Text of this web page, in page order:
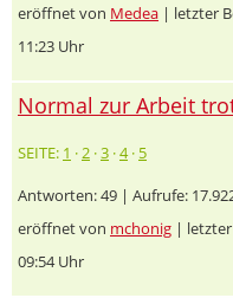
eröffnet von Medea | letzter
11:23 Uhr
Normal zur Arbeit
SEITE: 1 ·2 ·3 ·4· 5
Antworten: 49 | Aufrufe:
eröffnet von mchonig |
09:54 Uhr